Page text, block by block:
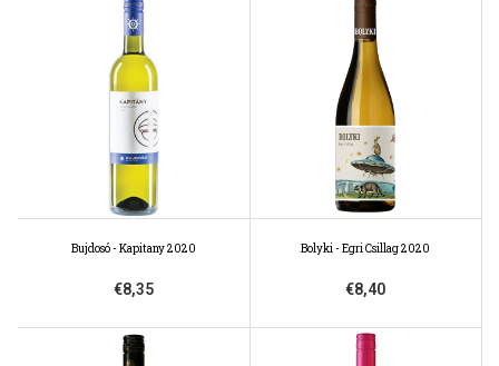
Bujdosó - Kapitany 2020
€8,35
Bolyki - Egri Csillag 2020
€8,40